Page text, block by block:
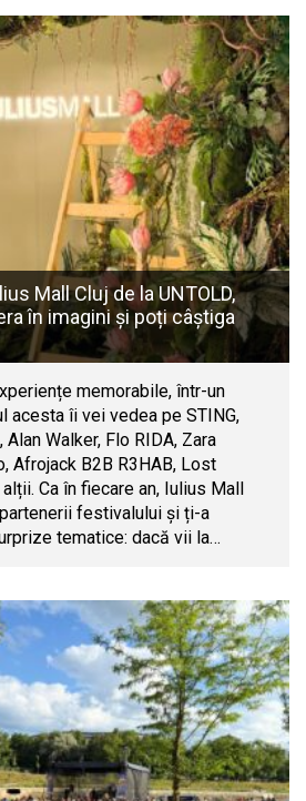
Mall Cluj de la UNTOLD,
în imagini și poți câștiga
memorabile, într-un
acesta îi vei vedea pe STING,
Walker, Flo RIDA, Zara
Afrojack B2B R3HAB, Lost
Ca în fiecare an, Iulius Mall
festivalului și ți-a
tematice: dacă vii la…